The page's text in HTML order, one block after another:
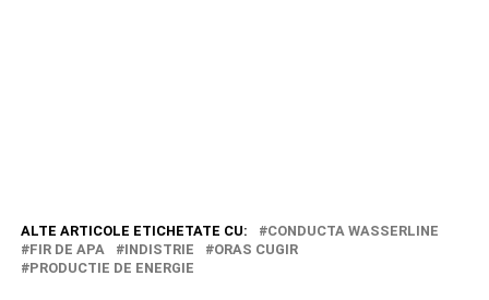
ALTE ARTICOLE ETICHETATE CU:
CONDUCTA WASSERLINE
FIR DE APA
INDISTRIE
ORAS CUGIR
PRODUCTIE DE ENERGIE